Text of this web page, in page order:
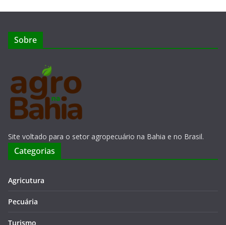
Sobre
Site voltado para o setor agropecuário na Bahia e no Brasil.
Categorias
Agricutura
Pecuária
Turismo